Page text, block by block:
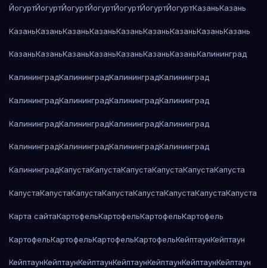
ЙогуртЙогуртЙогуртЙогуртЙогуртЙогуртЙогуртКазаньКазань
КазаньКазаньКазаньКазаньКазаньКазаньКазаньКазаньКазань
КазаньКазаньКазаньКазаньКазаньКазаньКазаньКалининград
КалининградКалининградКалининградКалининград
КалининградКалининградКалининградКалининград
КалининградКалининградКалининградКалининград
КалининградКалининградКалининградКалининград
КалининградКапустаКапустаКапустаКапустаКапустаКапуста
КапустаКапустаКапустаКапустаКапустаКапустаКапустаКапуста
Карта сайтаКартофельКартофельКартофельКартофель
КартофельКартофельКартофельКартофельКейптаунКейптаун
КейптаунКейптаунКейптаунКейптаунКейптаунКейптаунКейптаун